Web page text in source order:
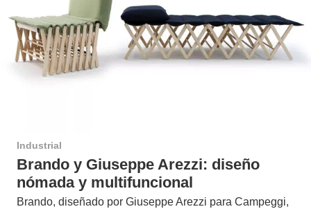
Industrial
Brando y Giuseppe Arezzi: diseño
nómada y multifuncional
Brando, diseñado por Giuseppe Arezzi para Campeggi,